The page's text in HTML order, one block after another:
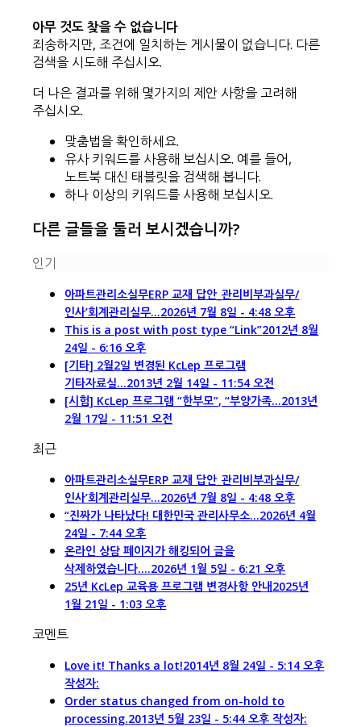
아무 것도 찾을 수 없습니다
죄송하지만, 조건에 일치하는 게시물이 없습니다. 다른
검색을 시도해 주십시오.
더 나은 결과를 위해 몇가지의 제안 사항을 고려해
주십시오.
맞춤법을 확인하세요.
유사 키워드를 사용해 보십시오. 예를 들어,
노트북 대신 태블릿을 검색해 봅니다.
하나 이상의 키워드를 사용해 보십시오.
다른 글들을 둘러 보시겠습니까?
인기
아파트관리소실무ERP 교재 답안_관리비부과실무/
인사’회계관리실무...2026년 7월 8일 - 4:48 오후
This is a post with post type “Link”2012년 8월
24일 - 6:16 오후
[기타] 2월2일 변경된 KcLep 프로그램
기타자료실...2013년 2월 14일 - 11:54 오전
[시험] KcLep 프로그램 “한부모”, “부양가족...2013년
2월 17일 - 11:51 오전
최근
아파트관리소실무ERP 교재 답안_관리비부과실무/
인사’회계관리실무...2026년 7월 8일 - 4:48 오후
“진짜가 나타났다! 대한민국 관리사무소...2026년 4월
24일 - 7:44 오후
온라인 상담 페이지가 해킹되어 글을
삭제하였습니다....2026년 1월 5일 - 6:21 오후
25년 KcLep 교육용 프로그램 변경사항 안내2025년
1월 21일 - 1:03 오후
코멘트
Love it! Thanks a lot!2014년 8월 24일 - 5:14 오후
작성자:
Order status changed from on-hold to
processing.2013년 5월 23일 - 5:44 오후 작성자: